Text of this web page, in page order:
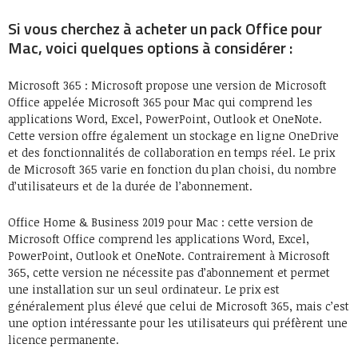
Si vous cherchez à acheter un pack Office pour
Mac, voici quelques options à considérer :
Microsoft 365 : Microsoft propose une version de Microsoft
Office appelée Microsoft 365 pour Mac qui comprend les
applications Word, Excel, PowerPoint, Outlook et OneNote.
Cette version offre également un stockage en ligne OneDrive
et des fonctionnalités de collaboration en temps réel. Le prix
de Microsoft 365 varie en fonction du plan choisi, du nombre
d’utilisateurs et de la durée de l’abonnement.
Office Home & Business 2019 pour Mac : cette version de
Microsoft Office comprend les applications Word, Excel,
PowerPoint, Outlook et OneNote. Contrairement à Microsoft
365, cette version ne nécessite pas d’abonnement et permet
une installation sur un seul ordinateur. Le prix est
généralement plus élevé que celui de Microsoft 365, mais c’est
une option intéressante pour les utilisateurs qui préfèrent une
licence permanente.